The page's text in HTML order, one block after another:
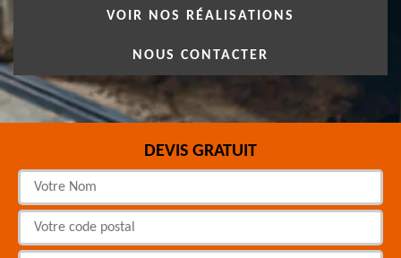
VOIR NOS RÉALISATIONS
NOUS CONTACTER
DEVIS GRATUIT